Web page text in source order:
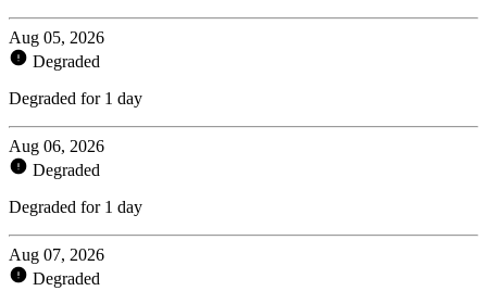
Aug 05, 2026
Degraded
Degraded for 1 day
Aug 06, 2026
Degraded
Degraded for 1 day
Aug 07, 2026
Degraded